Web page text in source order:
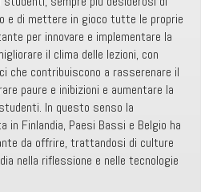
e di mettere in gioco tutte le proprie
per innovare e implementare la
il clima delle lezioni, con
che contribuiscono a rasserenare il
paure e inibizioni e aumentare la
In questo senso la
Finlandia, Paesi Bassi e Belgio ha
da offrire, trattandosi di culture
nella riflessione e nelle tecnologie